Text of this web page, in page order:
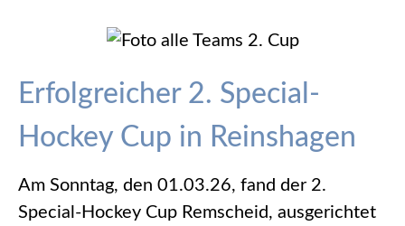
Erfolgreicher 2. Special-
Hockey Cup in Reinshagen
Am Sonntag, den 01.03.26, fand der 2.
Special-Hockey Cup Remscheid, ausgerichtet